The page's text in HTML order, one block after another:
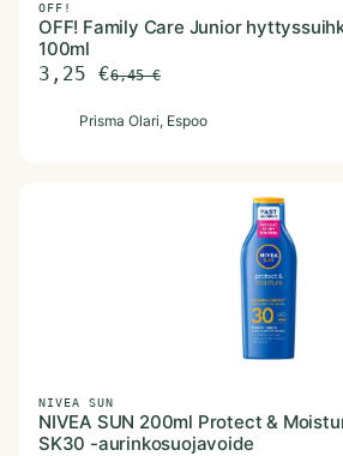
OFF!
OFF! Family Care Junior
100ml
3,25 €6,45€
Prisma Olari, Espoo
NIVEA SUN
NIVEA SUN 200ml Protect &
SK30 -aurinkosuojavoide